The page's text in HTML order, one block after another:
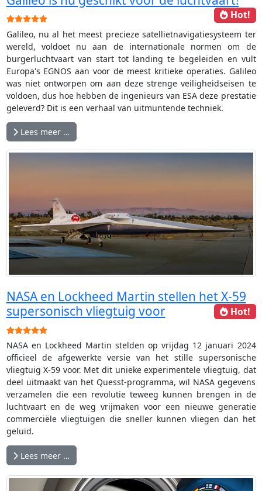
Hot!
Gebruikerswaardering:
Galileo, nu al het meest precieze satellietnavigatiesysteem ter
wereld, voldoet nu aan de internationale normen om de
burgerluchtvaart van start tot landing te begeleiden en vult
Europa's EGNOS aan voor de meest kritieke operaties. Galileo
was niet ontworpen om aan deze strenge veiligheidseisen te
voldoen, dus hoe hebben de ingenieurs van ESA deze prestatie
geleverd? Dit is een verhaal van uitmuntende techniek.
Lees meer …
NASA en Lockheed Martin stellen het X-59
supersonisch vliegtuig voor
Hot!
Gebruikerswaardering:
NASA en Lockheed Martin stelden op vrijdag 12 januari 2024
officieel de afgewerkte versie van het stille supersonische
vliegtuig X-59 voor. Met dit unieke experimentele vliegtuig, dat
deel uitmaakt van het Quesst-programma, wil NASA gegevens
verzamelen die een revolutie teweeg kunnen brengen in de
luchtvaart en de weg vrijmaken voor een nieuwe generatie
commerciële vliegtuigen die sneller kunnen vliegen dan het
geluid.
Lees meer …